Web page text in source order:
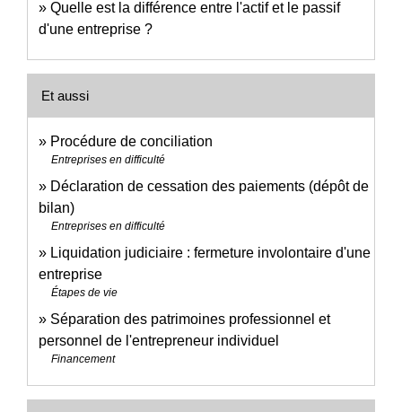
Quelle est la différence entre l'actif et le passif
d'une entreprise ?
Et aussi
Procédure de conciliation
Entreprises en difficulté
Déclaration de cessation des paiements (dépôt de
bilan)
Entreprises en difficulté
Liquidation judiciaire : fermeture involontaire d'une
entreprise
Étapes de vie
Séparation des patrimoines professionnel et
personnel de l'entrepreneur individuel
Financement